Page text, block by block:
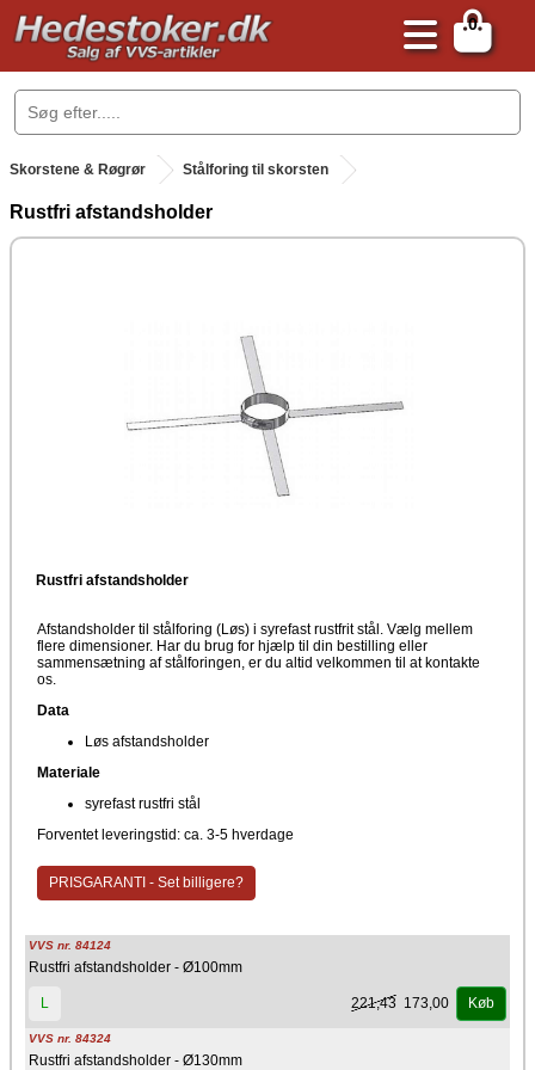
0
.
Skorstene & Røgrør Stålforing til skorsten
Rustfri afstandsholder
Rustfri afstandsholder
Afstandsholder til stålforing (Løs) i syrefast rustfrit stål. Vælg mellem
flere dimensioner. Har du brug for hjælp til din bestilling eller
sammensætning af stålforingen, er du altid velkommen til at kontakte
os.
Data
Løs afstandsholder
Materiale
syrefast rustfri stål
Forventet leveringstid: ca. 3-5 hverdage
PRISGARANTI - Set billigere?
VVS nr. 84124
Rustfri afstandsholder - Ø100mm
L 221,43 173,00 Køb
VVS nr. 84324
Rustfri afstandsholder - Ø130mm